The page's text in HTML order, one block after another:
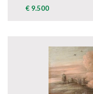
€ 9.500